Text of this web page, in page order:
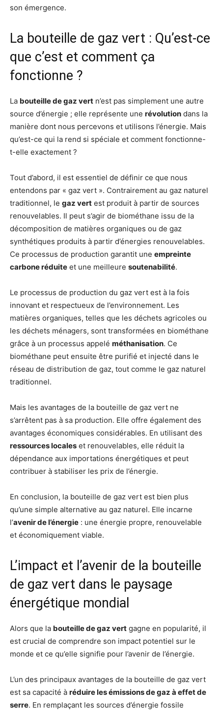
son émergence.
La bouteille de gaz vert : Qu’est-ce
que c’est et comment ça
fonctionne ?
La bouteille de gaz vert n’est pas simplement une autre
source d’énergie ; elle représente une révolution dans la
manière dont nous percevons et utilisons l’énergie. Mais
qu’est-ce qui la rend si spéciale et comment fonctionne-
t-elle exactement ?
Tout d’abord, il est essentiel de définir ce que nous
entendons par « gaz vert ». Contrairement au gaz naturel
traditionnel, le gaz vert est produit à partir de sources
renouvelables. Il peut s’agir de biométhane issu de la
décomposition de matières organiques ou de gaz
synthétiques produits à partir d’énergies renouvelables.
Ce processus de production garantit une empreinte
carbone réduite et une meilleure soutenabilité.
Le processus de production du gaz vert est à la fois
innovant et respectueux de l’environnement. Les
matières organiques, telles que les déchets agricoles ou
les déchets ménagers, sont transformées en biométhane
grâce à un processus appelé méthanisation. Ce
biométhane peut ensuite être purifié et injecté dans le
réseau de distribution de gaz, tout comme le gaz naturel
traditionnel.
Mais les avantages de la bouteille de gaz vert ne
s’arrêtent pas à sa production. Elle offre également des
avantages économiques considérables. En utilisant des
ressources locales et renouvelables, elle réduit la
dépendance aux importations énergétiques et peut
contribuer à stabiliser les prix de l’énergie.
En conclusion, la bouteille de gaz vert est bien plus
qu’une simple alternative au gaz naturel. Elle incarne
l’avenir de l’énergie : une énergie propre, renouvelable
et économiquement viable.
L’impact et l’avenir de la bouteille
de gaz vert dans le paysage
énergétique mondial
Alors que la bouteille de gaz vert gagne en popularité, il
est crucial de comprendre son impact potentiel sur le
monde et ce qu’elle signifie pour l’avenir de l’énergie.
L’un des principaux avantages de la bouteille de gaz vert
est sa capacité à réduire les émissions de gaz à effet de
serre. En remplaçant les sources d’énergie fossile